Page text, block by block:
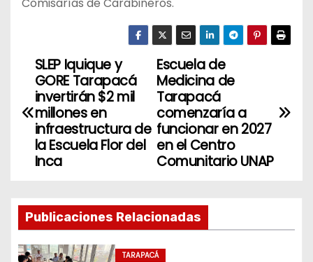
N
a
c
Escuela de
Medicina de
Tarapacá
comenzaría a
funcionar en 2027
en el Centro
Comunitario UNAP
SLEP Iquique y
GORE Tarapacá
invertirán $2 mil
millones en
infraestructura de
la Escuela Flor del
Inca
Publicaciones Relacionadas
TARAPACÁ